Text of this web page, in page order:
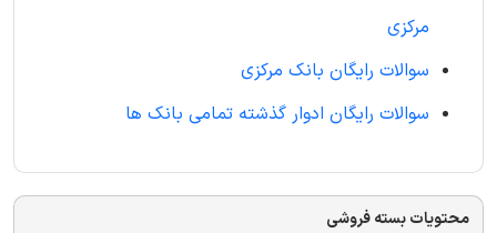
مرکزی
سوالات رایگان بانک مرکزی
سوالات رایگان ادوار گذشته تمامی بانک ها
محتویات بسته فروشی